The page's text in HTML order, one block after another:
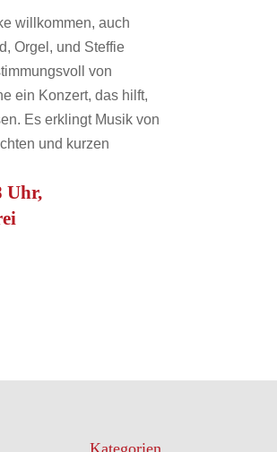
willkommen, auch
Orgel, und Steffie
von
ein Konzert, das hilft,
Es erklingt Musik von
und kurzen
Uhr,